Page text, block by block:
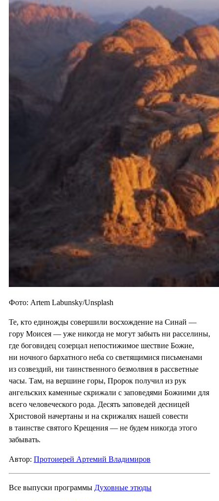
Фото: Artem Labunsky/Unsplash
Те, кто единожды совершили восхождение на Синай —
гору Моисея — уже никогда не могут забыть ни расселины,
где боговидец созерцал непостижимое шествие Божие,
ни ночного бархатного неба со светящимися письменами
из созвездий, ни таинственного безмолвия в рассветные
часы. Там, на вершине горы, Пророк получил из рук
ангельских каменные скрижали с заповедями Божиими для
всего человеческого рода. Десять заповедей десницей
Христовой начертаны и на скрижалях нашей совести
в таинстве святого Крещения — не будем никогда этого
забывать.
Автор: Протоиерей Артемий Владимиров
Все выпуски программы Духовные этюды